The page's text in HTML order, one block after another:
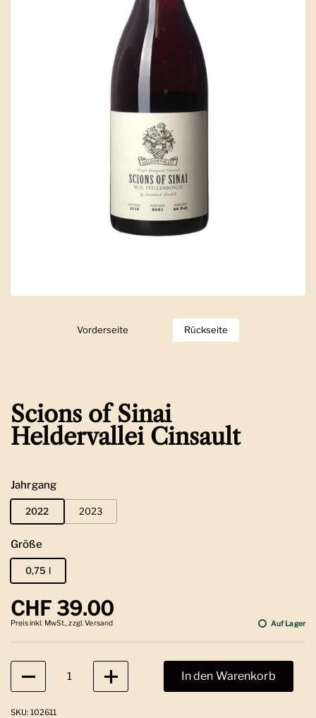
Zeige Folie 1
Vorderseite Zeige Folie 2
Rückseite
Scions of Sinai
Heldervallei Cinsault
Jahrgang
2022 2023
Größe
0,75 l
Regulärer Preis
CHF 39.00
Preis inkl. MwSt., zzgl. Versand Auf Lager
Anzahl
In den Warenkorb
SKU: 102611